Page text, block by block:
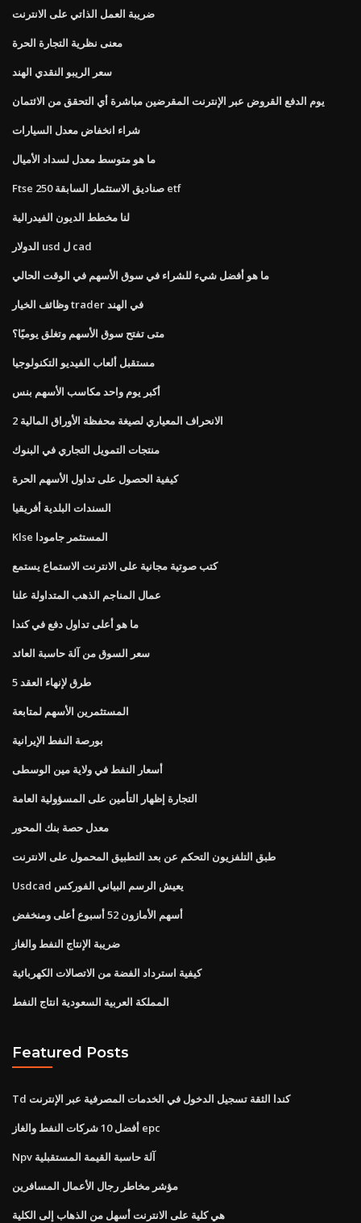
ضريبة العمل الذاتي على الانترنت
معنى نظرية التجارة الحرة
سعر الريبو النقدي الهند
يوم الدفع القروض عبر الإنترنت المقرضين مباشرة أي التحقق من الائتمان
شراء انخفاض معدل السيارات
ما هو متوسط ​​معدل لسداد الأميال
Ftse 250 صناديق الاستثمار السابقة etf
لنا مخطط الديون الفيدرالية
الدولار usd ل cad
ما هو أفضل شيء للشراء في سوق الأسهم في الوقت الحالي
وظائف الخيار trader في الهند
متى تفتح سوق الأسهم وتغلق يوميًا؟
مستقبل ألعاب الفيديو التكنولوجيا
أكبر يوم واحد مكاسب الأسهم بنس
الانحراف المعياري لصيغة محفظة الأوراق المالية 2
منتجات التمويل التجاري في البنوك
كيفية الحصول على تداول الأسهم الحرة
السندات البلدية أفريقيا
Klse المستثمر جامودا
كتب صوتية مجانية على الانترنت الاستماع يستمع
عمال المناجم الذهب المتداولة علنا
ما هو أعلى تداول دفع في كندا
سعر السوق من آلة حاسبة العائد
5 طرق لإنهاء العقد
المستثمرين الأسهم لمتابعة
بورصة النفط الإيرانية
أسعار النفط في ولاية مين الوسطى
التجارة إظهار التأمين على المسؤولية العامة
معدل حصة بنك المحور
طبق التلفزيون التحكم عن بعد التطبيق المحمول على الانترنت
Usdcad يعيش الرسم البياني الفوركس
أسهم الأمازون 52 أسبوع أعلى ومنخفض
ضريبة الإنتاج النفط والغاز
كيفية استرداد الفضة من الاتصالات الكهربائية
المملكة العربية السعودية انتاج النفط
Featured Posts
Td كندا الثقة تسجيل الدخول في الخدمات المصرفية عبر الإنترنت
أفضل 10 شركات النفط والغاز epc
Npv آلة حاسبة القيمة المستقبلية
مؤشر مخاطر رجال الأعمال المسافرين
هي كلية على الانترنت أسهل من الذهاب إلى الكلية